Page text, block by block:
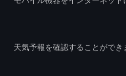
天気予報を確認することができ